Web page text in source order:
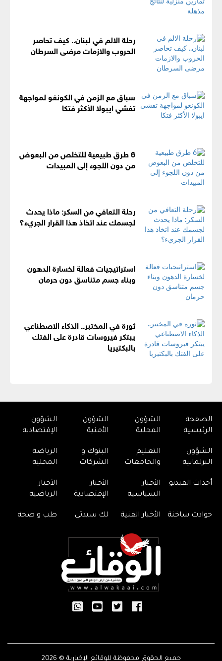
رحلة الالم في لبنان.. كيف تحاصر
الحروب والازمات مرضى السرطان
سباق مع الزمن في الكونغو لمواجهة
تفشي ايبولا الأكثر فتكا
6 طرق طبيعية للتخلص من البعوض
من دون اللجوء إلى المبيدات
رحلة التعافي من السكر: ماذا يحدث
لجسمك عند اتخاذ هذا القرار الجريء؟
استراتيجيات فعالة لخسارة الدهون
وبناء جسم متناسق دون حرمان
ثورة في المختبر.. الذكاء الاصطناعي
يبتكر فيروسات قادرة على الفتك
بالبكتيريا
الصفحة
الرئيسية
الشؤون
المحلية
الشؤون
الأمنية
الشؤون
الإقتصادية
الشؤون
البرلمانية
التعليم
والجامعات
البنوك و
الشركات
الرياضة
المحلية
أحداث الفيديو
الأخبار
السياسية
الأخبار
الإقتصادية
الأخبار
الرياضية
حوادث ساخنة الأخبار الفنية لك سيدتي طب و صحة
جميع الحقوق محفوظة للوقائع الإخبارية © 2026